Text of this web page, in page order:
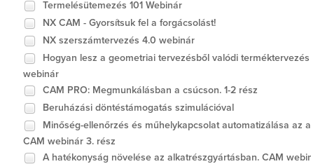
Termelésütemezés 101 Webinár
NX CAM - Gyorsítsuk fel a forgácsolást!
NX szerszámtervezés 4.0 webinár
Hogyan lesz a geometriai tervezésből valódi
webinár
CAM PRO: Megmunkálásban a csúcson. 1-2 rész
Beruházási döntéstámogatás szimulációval
Minőség-ellenőrzés és műhelykapcsolat automatizálása az
CAM webinár 3. rész
A hatékonyság növelése az alkatrészgyártásban. CAM